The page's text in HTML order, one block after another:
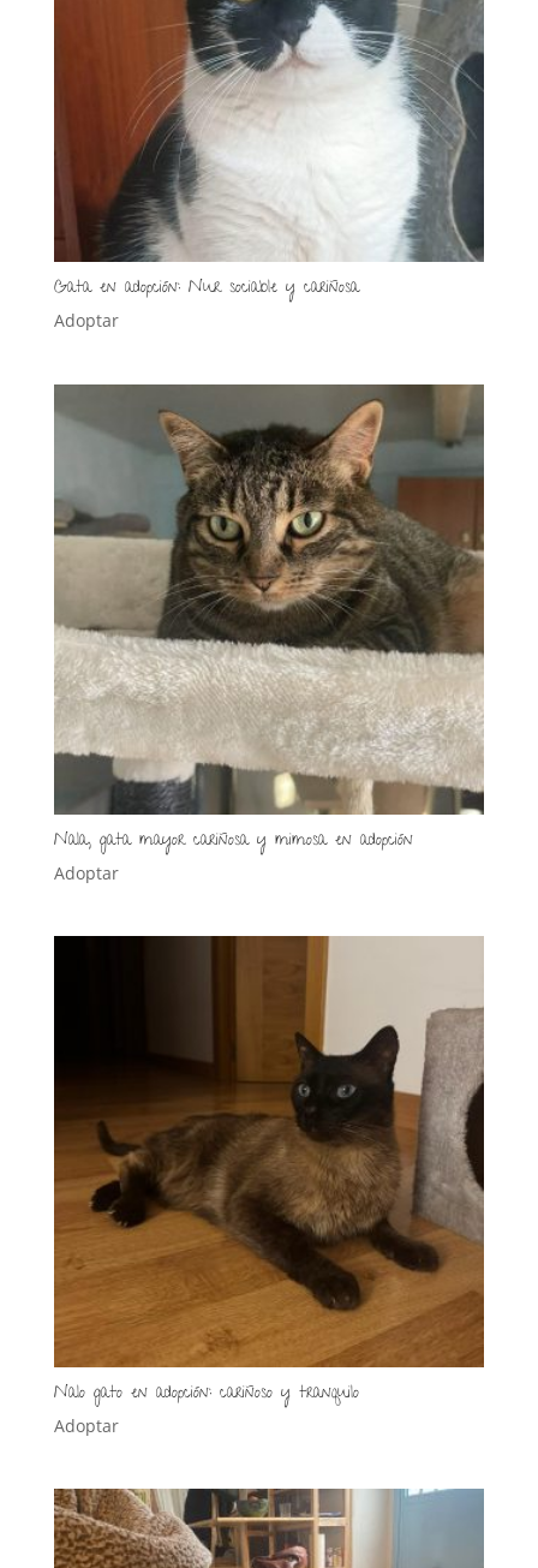
Gata en adopción: Nur sociable y cariñosa
Adoptar
Nala, gata mayor cariñosa y mimosa en adopción
Adoptar
Nalo gato en adopción: cariñoso y tranquilo
Adoptar